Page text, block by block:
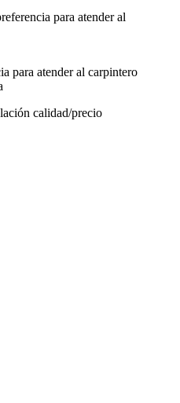
para atender al
para atender al carpintero
calidad/precio